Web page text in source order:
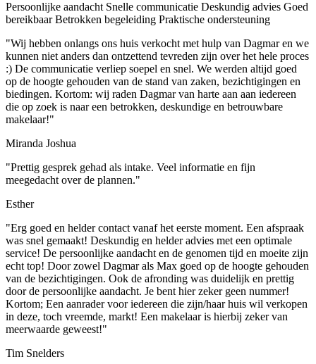
Persoonlijke aandachtSnelle communicatie Deskundig advies Goed
bereikbaarBetrokken begeleiding Praktische ondersteuning
"Wij hebben onlangs ons huis verkocht met hulp van Dagmar en we
kunnen niet anders dan ontzettend tevreden zijn over het hele proces
:) De communicatie verliep soepel en snel. We werden altijd goed
op de hoogte gehouden van de stand van zaken, bezichtigingen en
biedingen. Kortom: wij raden Dagmar van harte aan aan iedereen
die op zoek is naar een betrokken, deskundige en betrouwbare
makelaar!"
Miranda Joshua
"Prettig gesprek gehad als intake. Veel informatie en fijn
meegedacht over de plannen."
Esther
"Erg goed en helder contact vanaf het eerste moment. Een afspraak
was snel gemaakt! Deskundig en helder advies met een optimale
service! De persoonlijke aandacht en de genomen tijd en moeite zijn
echt top! Door zowel Dagmar als Max goed op de hoogte gehouden
van de bezichtigingen. Ook de afronding was duidelijk en prettig
door de persoonlijke aandacht. Je bent hier zeker geen nummer!
Kortom; Een aanrader voor iedereen die zijn/haar huis wil verkopen
in deze, toch vreemde, markt! Een makelaar is hierbij zeker van
meerwaarde geweest!"
Tim Snelders